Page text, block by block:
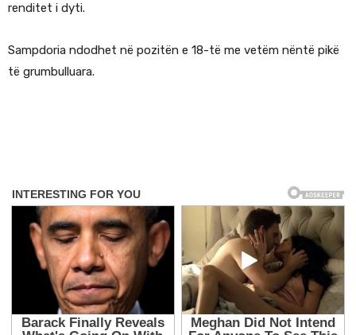
renditet i dyti.
Sampdoria ndodhet në pozitën e 18-të me vetëm nëntë pikë
të grumbulluara.